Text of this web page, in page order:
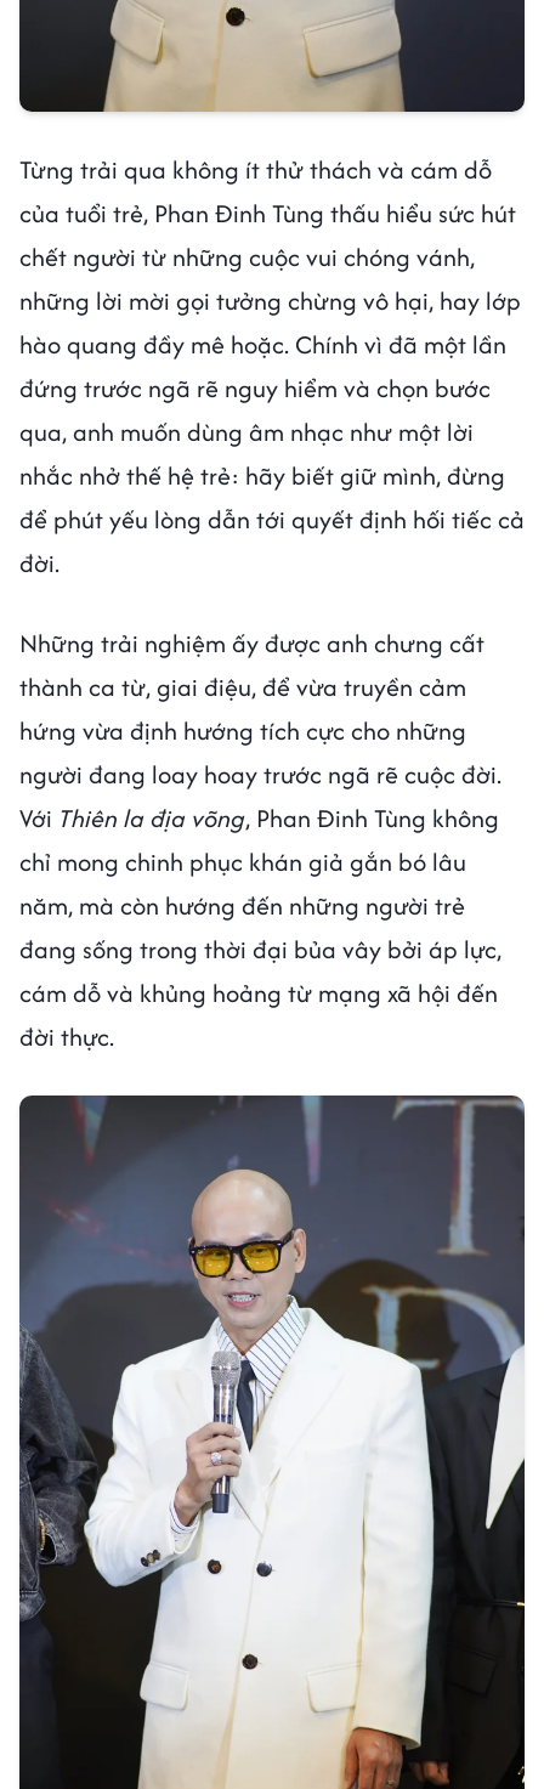
Từng trải qua không ít thử thách và cám dỗ
của tuổi trẻ, Phan Đinh Tùng thấu hiểu sức hút
chết người từ những cuộc vui chóng vánh,
những lời mời gọi tưởng chừng vô hại, hay lớp
hào quang đầy mê hoặc. Chính vì đã một lần
đứng trước ngã rẽ nguy hiểm và chọn bước
qua, anh muốn dùng âm nhạc như một lời
nhắc nhở thế hệ trẻ: hãy biết giữ mình, đừng
để phút yếu lòng dẫn tới quyết định hối tiếc cả
đời.
Những trải nghiệm ấy được anh chưng cất
thành ca từ, giai điệu, để vừa truyền cảm
hứng vừa định hướng tích cực cho những
người đang loay hoay trước ngã rẽ cuộc đời.
Với Thiên la địa võng, Phan Đinh Tùng không
chỉ mong chinh phục khán giả gắn bó lâu
năm, mà còn hướng đến những người trẻ
đang sống trong thời đại bủa vây bởi áp lực,
cám dỗ và khủng hoảng từ mạng xã hội đến
đời thực.